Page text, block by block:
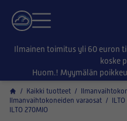
Ilmainen toimitus yli 60 euron
koske
Huom.! Myymälän
/ Kaikki tuotteet /
Ilmanvaihtokoneiden varaosat /
ILTO 270MIO